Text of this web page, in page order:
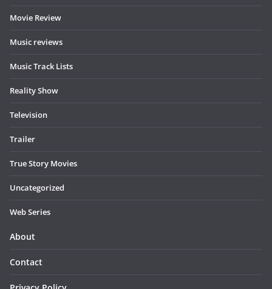
Movie Review
Music reviews
Music Track Lists
Reality Show
Television
Trailer
True Story Movies
Uncategorized
Web Series
About
Contact